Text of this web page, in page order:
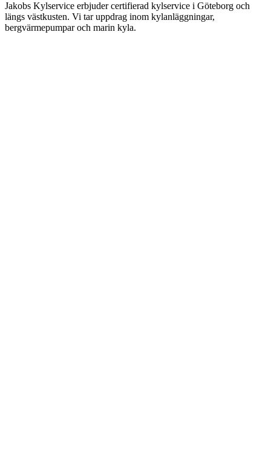
Jakobs Kylservice erbjuder certifierad kylservice i Göteborg och
längs västkusten. Vi tar uppdrag inom kylanläggningar,
bergvärmepumpar och marin kyla.